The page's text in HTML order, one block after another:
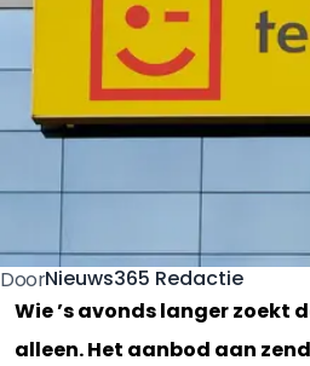
DoorNieuws365 Redactie
Wie ’s avonds langer zoekt
alleen. Het aanbod aan